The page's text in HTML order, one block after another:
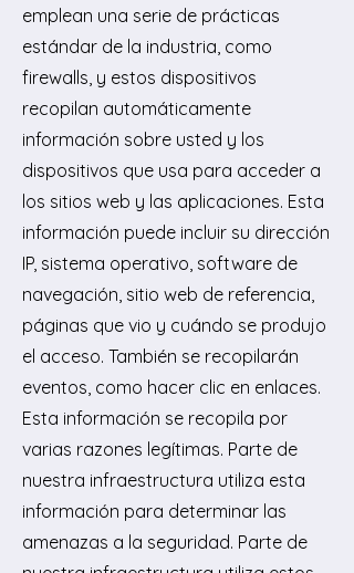
emplean una serie de prácticas
estándar de la industria, como
firewalls, y estos dispositivos
recopilan automáticamente
información sobre usted y los
dispositivos que usa para acceder a
los sitios web y las aplicaciones. Esta
información puede incluir su dirección
IP, sistema operativo, software de
navegación, sitio web de referencia,
páginas que vio y cuándo se produjo
el acceso. También se recopilarán
eventos, como hacer clic en enlaces.
Esta información se recopila por
varias razones legítimas. Parte de
nuestra infraestructura utiliza esta
información para determinar las
amenazas a la seguridad. Parte de